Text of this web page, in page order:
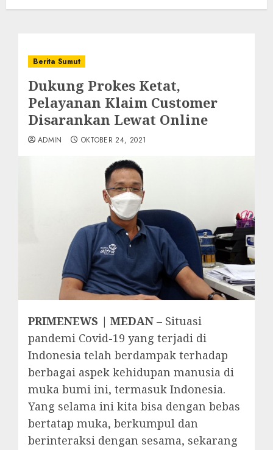
Berita Sumut
Dukung Prokes Ketat,
Pelayanan Klaim Customer
Disarankan Lewat Online
ADMIN OKTOBER 24, 2021
PRIMENEWS | MEDAN – Situasi
pandemi Covid-19 yang terjadi di
Indonesia telah berdampak terhadap
berbagai aspek kehidupan manusia di
muka bumi ini, termasuk Indonesia.
Yang selama ini kita bisa dengan bebas
bertatap muka, berkumpul dan
berinteraksi dengan sesama, sekarang